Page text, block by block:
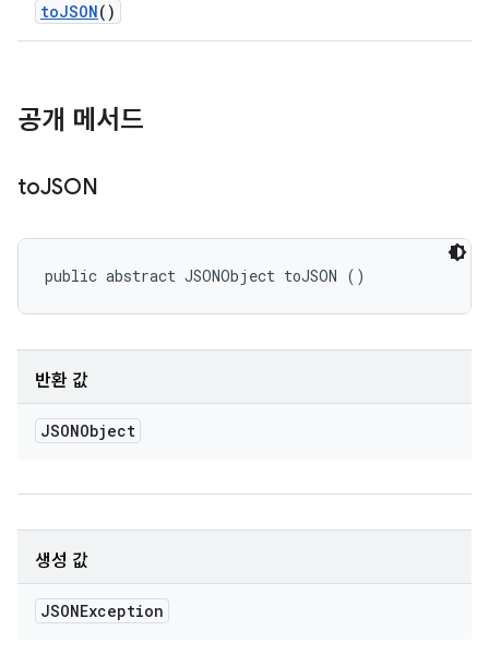
toJSON()
공개 메서드
toJSON
public abstract JSONObject toJSON ()
반환 값
JSONObject
생성 값
JSONException